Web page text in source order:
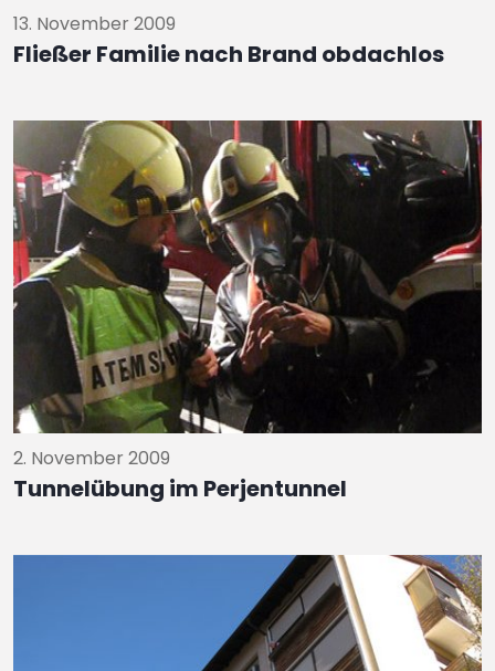
13. November 2009
Fließer Familie nach Brand obdachlos
2. November 2009
Tunnelübung im Perjentunnel